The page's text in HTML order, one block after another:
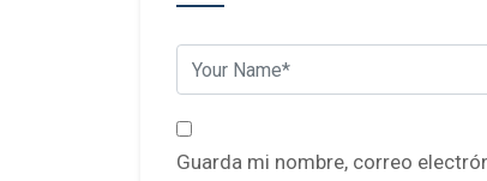
Guarda mi nombre, correo